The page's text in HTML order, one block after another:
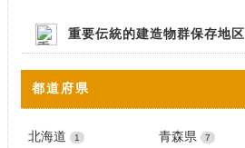
重要伝統的建造物群保存地区
都道府県
北海道 1 青森県 7